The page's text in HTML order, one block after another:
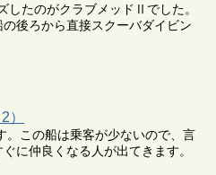
したのがクラブメッドⅡでした。
後ろから直接スクーバダイビン
）
この船は乗客が少ないので、言
に仲良くなる人が出てきます。